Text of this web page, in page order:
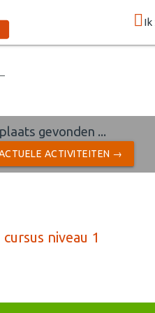
Ik
gevonden ...
ACTIVITEITEN →
niveau 1